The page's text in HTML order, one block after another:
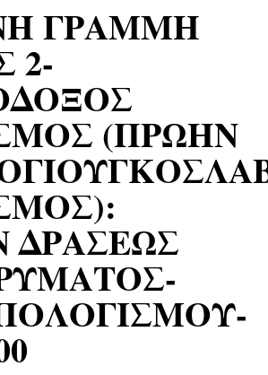
ΓΡΑΜΜΗ
2-
(ΠΡΩΗΝ
ΔΡΑΣΕΩΣ